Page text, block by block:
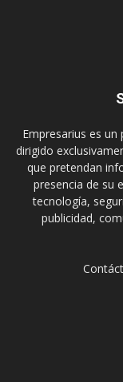
Empresarius es
dirigido
que pretendan
presencia de su
tecnología,
publicidad,